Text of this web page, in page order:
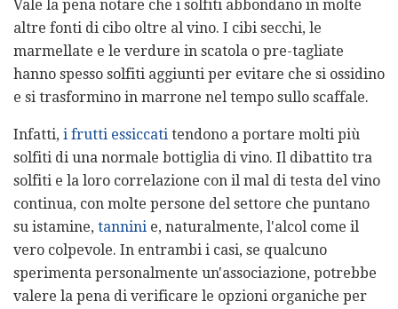
Vale la pena notare che i solfiti abbondano in molte
altre fonti di cibo oltre al vino. I cibi secchi, le
marmellate e le verdure in scatola o pre-tagliate
hanno spesso solfiti aggiunti per evitare che si ossidino
e si trasformino in marrone nel tempo sullo scaffale.
Infatti, i frutti essiccati tendono a portare molti più
solfiti di una normale bottiglia di vino. Il dibattito tra
solfiti e la loro correlazione con il mal di testa del vino
continua, con molte persone del settore che puntano
su istamine, tannini e, naturalmente, l'alcol come il
vero colpevole. In entrambi i casi, se qualcuno
sperimenta personalmente un'associazione, potrebbe
valere la pena di verificare le opzioni organiche per